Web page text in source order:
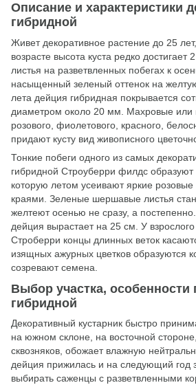
Описание и характеристики
гибридной
Живет декоративное растение до 25
возрасте высота куста редко
листья на разветвленных побегах к
насыщенный зеленый оттенок на
лета дейция гибридная покрывается
диаметром около 20 мм. Махровые или
розового, фиолетового, красного,
придают кусту вид живописного
Тонкие побеги одного из самых
гибридной Строуберри филдс образуют
которую летом усеивают яркие
краями. Зеленые шершавые листья
желтеют осенью не сразу, а
дейция вырастает на 25 см. У взрослого
Строберри концы длинных веток
изящных ажурных цветков образуются
созревают семена.
Выбор участка, особенности
гибридной
Декоративный кустарник быстро
на южном склоне, на восточной
сквозняков, обожает влажную
дейция прижилась и на следующий год
выбирать саженцы с разветвленными